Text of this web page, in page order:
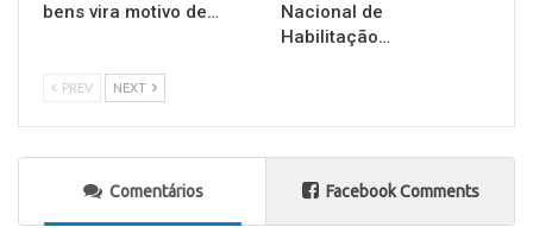
bens vira motivo de…
Nacional de
Habilitação…
PREV NEXT
Comentários Facebook Comments